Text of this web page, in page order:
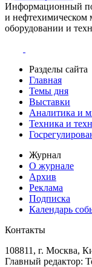
Информационный
и
оборудовании и
Разделы сайта
Главная
Темы дня
Выставки
Аналитика и
Техника и
Журнал
О журнале
Архив
Реклама
Подписка
Календарь
Контакты
108811, г. Москва,
Главный редактор: